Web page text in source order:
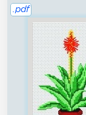
.pdf